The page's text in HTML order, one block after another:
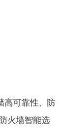
高可靠性、防
火墙智能选